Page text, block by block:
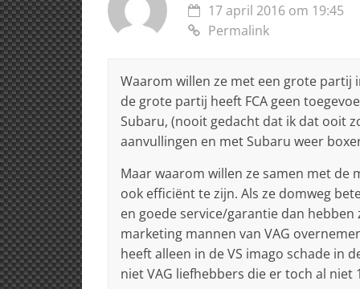
17 april 2016 om 19:45
Permalink
Waarom willen ze met een grote partij
de grote partij heeft FCA geen
Subaru, (nooit gedacht dat ik dat ooit
aanvullingen en met Subaru weer
Maar waarom willen ze samen met
ook efficiënt te zijn. Als ze domweg
en goede service/garantie dan
marketing mannen van VAG
heeft alleen in de VS imago schade in
niet VAG liefhebbers die er toch al niet